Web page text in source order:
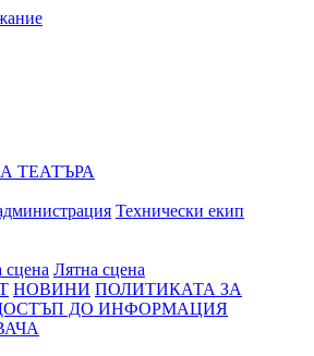
ТЕАТЪРА
Технически екип
сцена Лятна сцена
НОВИНИ ПОЛИТИКАТА ЗА
ДО ИНФОРМАЦИЯ